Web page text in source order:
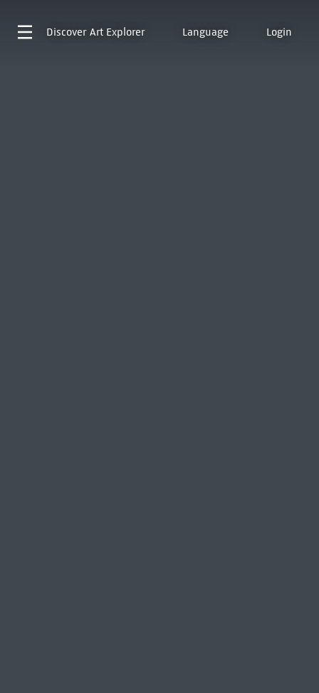
Discover Art Explorer Language Login